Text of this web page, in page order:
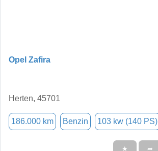
Opel Zafira
Herten, 45701
186.000 km Benzin 103 kw (140 PS)
★ ➦